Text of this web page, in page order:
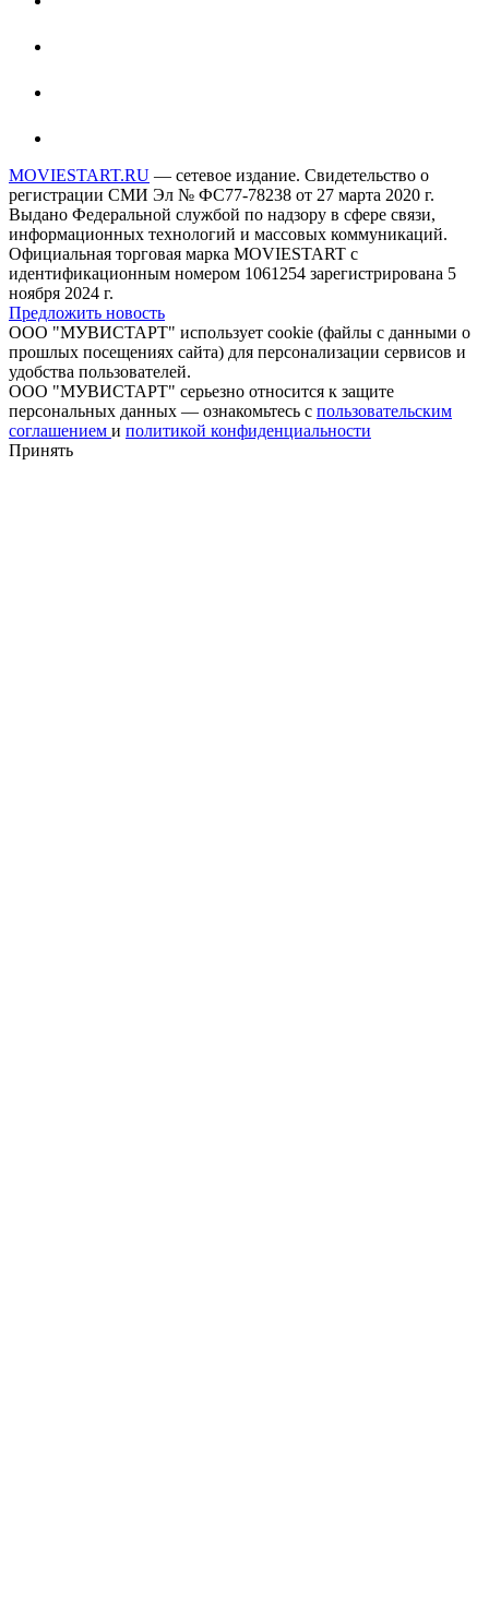
MOVIESTART.RU — сетевое издание. Свидетельство о
регистрации СМИ Эл № ФС77-78238 от 27 марта 2020 г.
Выдано Федеральной службой по надзору в сфере связи,
информационных технологий и массовых коммуникаций.
Официальная торговая марка MOVIESTART с
идентификационным номером 1061254 зарегистрирована 5
ноября 2024 г.
Предложить новость
ООО "МУВИСТАРТ" использует cookie (файлы с данными о
прошлых посещениях сайта) для персонализации сервисов и
удобства пользователей.
ООО "МУВИСТАРТ" серьезно относится к защите
персональных данных — ознакомьтесь с пользовательским
соглашением и политикой конфиденциальности
Принять